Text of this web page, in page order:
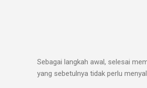
Sebagai langkah awal, selesai
yang sebetulnya tidak perlu